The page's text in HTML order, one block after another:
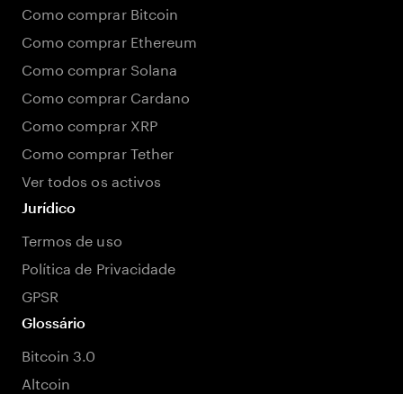
Como comprar Bitcoin
Como comprar Ethereum
Como comprar Solana
Como comprar Cardano
Como comprar XRP
Como comprar Tether
Ver todos os activos
Jurídico
Termos de uso
Política de Privacidade
GPSR
Glossário
Bitcoin 3.0
Altcoin